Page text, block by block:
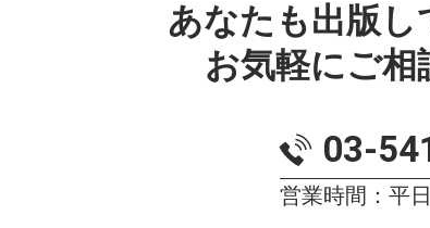
あなたも出版し
お気軽にご相
03-
営業時間：平